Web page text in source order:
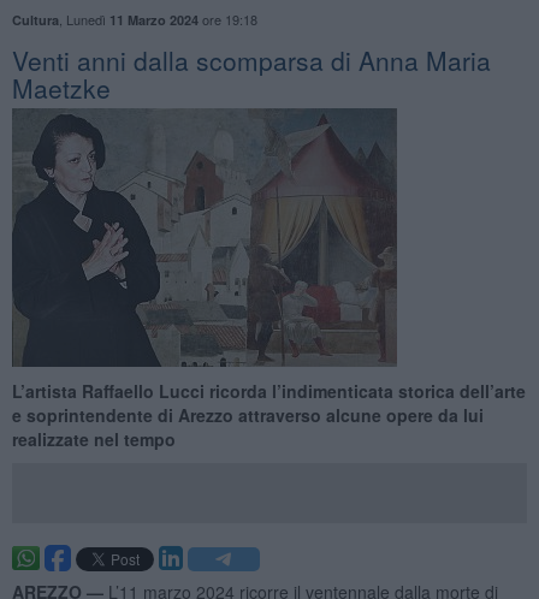
Cultura Lunedì 11 Marzo 2024ore 19:18
Venti anni dalla scomparsa di Anna Maria
Maetzke
L’artista Raffaello Lucci ricorda l’indimenticata storica dell’arte
e soprintendente di Arezzo attraverso alcune opere da lui
realizzate nel tempo
AREZZO — L’11 marzo 2024 ricorre il ventennale dalla morte di